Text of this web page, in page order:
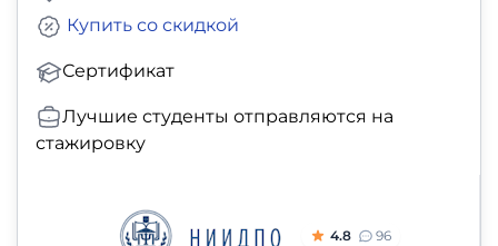
Сертификат
Купить со скидкой
Лучшие студенты отправляются на
стажировку
4.8 96
Для
детей
Красота,
фитнес